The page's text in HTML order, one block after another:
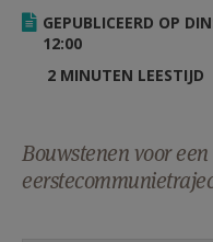
AANMELDEN
GEPUBLICEERD OP
12:00
2 MINUTEN LEESTIJD
Bouwstenen voor